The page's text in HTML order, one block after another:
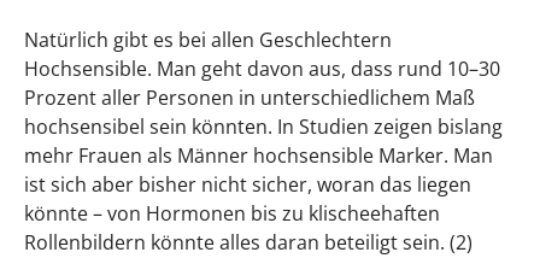
Natürlich gibt es bei allen Geschlechtern
Hochsensible. Man geht davon aus, dass rund 10–30
Prozent aller Personen in unterschiedlichem Maß
hochsensibel sein könnten. In Studien zeigen bislang
mehr Frauen als Männer hochsensible Marker. Man
ist sich aber bisher nicht sicher, woran das liegen
könnte – von Hormonen bis zu klischeehaften
Rollenbildern könnte alles daran beteiligt sein. (2)